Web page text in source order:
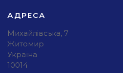
АДРЕСА
Михайлівська, 7
Житомир
Україна
10014